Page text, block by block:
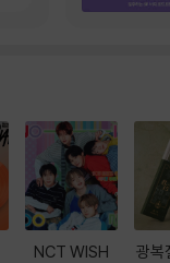
NCT WISH 광복